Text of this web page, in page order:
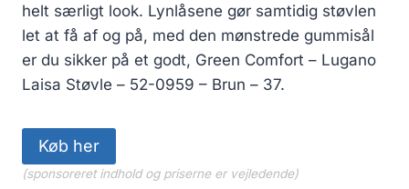
1,400.00 kr..1,120.00 kr..
helt særligt look. Lynlåsene gør samtidig støvlen
let at få af og på, med den mønstrede gummisål
er du sikker på et godt, Green Comfort – Lugano
Laisa Støvle – 52-0959 – Brun – 37.
Køb her
(sponsoreret indhold og priserne er vejledende)